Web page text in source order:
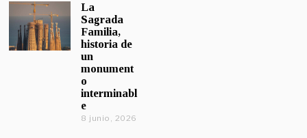
La
Sagrada
Familia,
historia de
un
monument
o
interminabl
e
8 junio, 2026